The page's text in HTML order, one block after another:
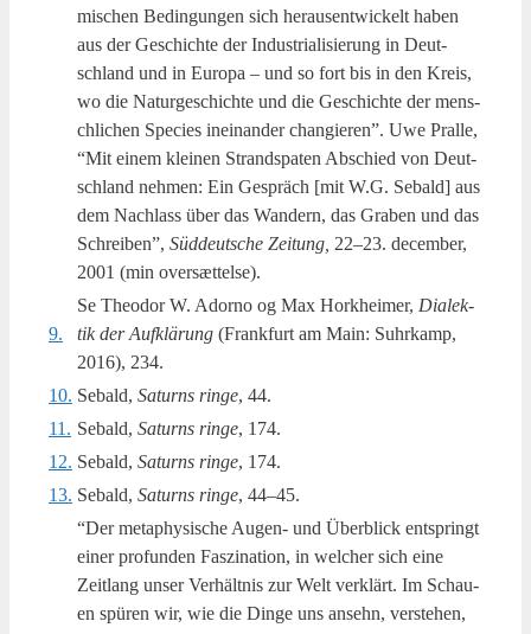
mi­s­chen Bedingun­gen sich her­au­sentwi­ck­elt haben
aus der Ges­chi­ch­te der Indu­stri­a­li­si­er­ung in Deut­
schland und in Euro­pa – und so fort bis in den Kreis,
wo die Natur­ge­s­chi­ch­te und die Ges­chi­ch­te der mens­
chli­chen Spe­cies ine­i­nan­der chan­gi­e­ren”. Uwe Pral­le,
“Mit einem kle­i­nen Strand­s­pa­ten Abs­chied von Deut­
schland neh­men: Ein Gespräch [mit W.G. Sebald] aus
dem Nachlass über das Wan­dern, das Gra­ben und das
Schrei­ben”, Süd­deut­sche Zei­tung, 22–23. decem­ber,
2001 (min oversættelse).
9.
Se Theo­dor W. Ador­no og Max Hor­k­hei­mer, Dia­lek­
tik der Auf­klärung (Frank­furt am Main: Suhr­kamp,
2016), 234.
10. Sebald, Saturns rin­ge, 44.
11. Sebald, Saturns rin­ge, 174.
12. Sebald, Saturns rin­ge, 174.
13. Sebald, Saturns rin­ge, 44–45.
“Der metap­hy­si­s­che Augen- und Über­bli­ck ents­pringt
einer pro­fun­den Faszi­na­tion, in wel­cher sich eine
Zeit­lang unser Ver­hält­nis zur Welt ver­klärt. Im Schau­
en spüren wir, wie die Din­ge uns anse­hn, ver­ste­hen,